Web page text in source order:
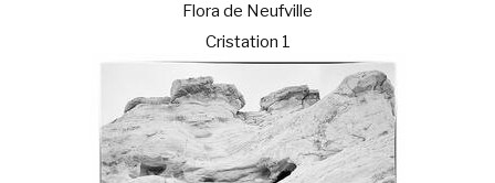
Flora de Neufville
Cristation 1